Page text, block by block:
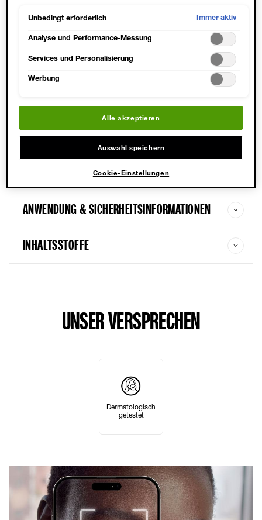
JETZT KAUFEN
ÜBER
Ganz gleich, ob French Nails oder aufwendige Nail
Designs – mit dem Überlack verlängerst du die
Haltbarkeit deiner Maniküre und verleihst ihr ein
fantastisches 3D-Gel-Finish.
ANWENDUNG & SICHERHEITSINFORMATIONEN
INHALTSSTOFFE
UNSER VERSPRECHEN
Dermatologisch
getestet
ebenfalls möglich und speicherbar ("Auswahl speichern"). Die
angepasst werden. Für weitere Informationen s. unsere
Unbedingt erforderlich Immer aktiv
Analyse und Performance-Messung
Services und Personalisierung
Werbung
Alle akzeptieren
Auswahl speichern
Cookie-Einstellungen